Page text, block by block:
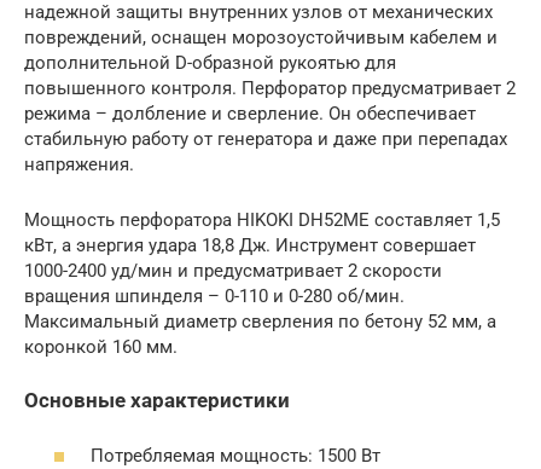
надежной защиты внутренних узлов от механических
повреждений, оснащен морозоустойчивым кабелем и
дополнительной D-образной рукоятью для
повышенного контроля. Перфоратор предусматривает 2
режима – долбление и сверление. Он обеспечивает
стабильную работу от генератора и даже при перепадах
напряжения.
Мощность перфоратора HIKOKI DH52ME составляет 1,5
кВт, а энергия удара 18,8 Дж. Инструмент совершает
1000-2400 уд/мин и предусматривает 2 скорости
вращения шпинделя – 0-110 и 0-280 об/мин.
Максимальный диаметр сверления по бетону 52 мм, а
коронкой 160 мм.
Основные характеристики
Потребляемая мощность: 1500 Вт